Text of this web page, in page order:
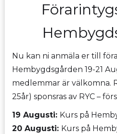
Nu kan ni anmäla er till
Hembygdsgården 19-21
medlemmar är välkomna.
25år) sponsras av RYC –
19 Augusti: Kurs på
20 Augusti: Kurs på